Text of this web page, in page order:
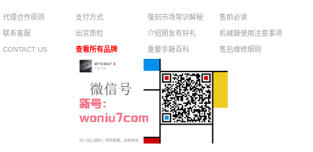
代理合作原则
联系客服
CONTACT US
支付方式
出货质检
查看所有品牌
復刻市场常识解秘
介绍朋友有好礼
重要手錶百科
售前必读
机械錶使用注意事项
售后维修细则